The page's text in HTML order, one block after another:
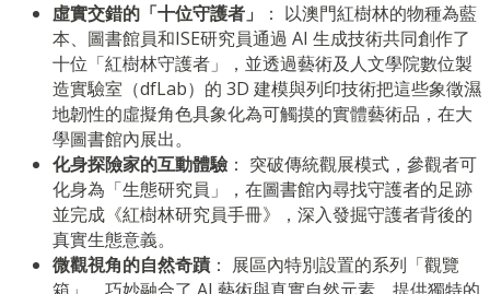
虛實交錯的「十位守護者」
： 以澳門紅樹林的物種為藍
本、圖書館員和ISE研究員通過 AI 生成技術共同創作了
十位「紅樹林守護者」，並透過藝術及人文學院數位製
造實驗室（dfLab）的 3D 建模與列印技術把這些象徵濕
地韌性的虛擬角色具象化為可觸摸的實體藝術品，在大
學圖書館內展出。
化身探險家的互動體驗 ： 突破傳統觀展模式，參觀者可
化身為「生態研究員」，在圖書館內尋找守護者的足跡
並完成《紅樹林研究員手冊》，深入發掘守護者背後的
真實生態意義。
微觀視角的自然奇蹟 ： 展區內特別設置的系列「觀覽